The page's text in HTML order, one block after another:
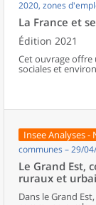
leur emploi
métallurgie ou
semblables
été
entreprises. Les
vulnérables du
2020, zones
La France et
Édition 2021
Cet ouvrage offre
sociales et
disparités
population.
Insee Analyses -
communes – 29/
Le Grand Est,
ruraux et
Dans le Grand